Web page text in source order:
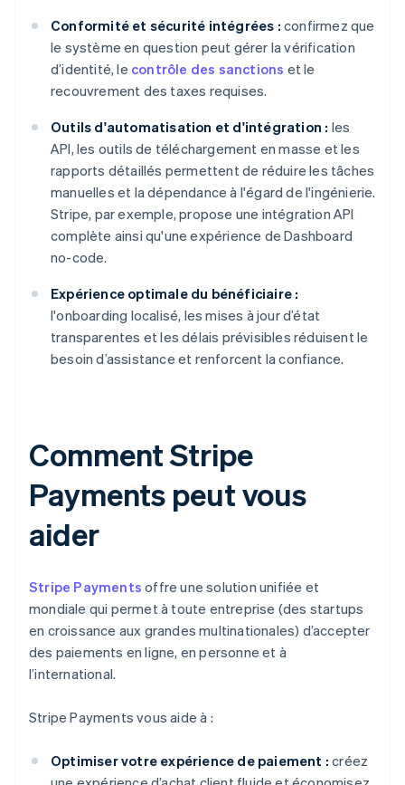
Conformité et sécurité intégrées : confirmez que
le système en question peut gérer la vérification
d’identité, le contrôle des sanctions et le
recouvrement des taxes requises.
Outils d'automatisation et d'intégration : les
API, les outils de téléchargement en masse et les
rapports détaillés permettent de réduire les tâches
manuelles et la dépendance à l'égard de l'ingénierie.
Stripe, par exemple, propose une intégration API
complète ainsi qu'une expérience de Dashboard
no-code.
Expérience optimale du bénéficiaire :
l'onboarding localisé, les mises à jour d’état
transparentes et les délais prévisibles réduisent le
besoin d’assistance et renforcent la confiance.
Comment Stripe
Payments peut vous
aider
Stripe Payments offre une solution unifiée et
mondiale qui permet à toute entreprise (des startups
en croissance aux grandes multinationales) d’accepter
des paiements en ligne, en personne et à
l’international.
Stripe Payments vous aide à :
Optimiser votre expérience de paiement : créez